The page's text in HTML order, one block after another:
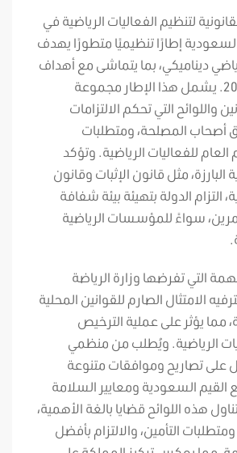
لتنظيم الفعاليات الرياضية في
إطارًا تنظيميًا متطورًا يهدف
ديناميكي، بما يتماشى مع أهداف
رؤية المملكة 2030. يشمل هذا الإطار مجموعة
واللوائح التي تحكم الالتزامات
أصحاب المصلحة، ومتطلبات
العام للفعاليات الرياضية. وتؤكد
البارزة، مثل قانون الإثبات وقانون
التزام الدولة بتهيئة بيئة شفافة
سواءً للمؤسسات الرياضية
التي تفرضها وزارة الرياضة
الامتثال الصارم للقوانين المحلية
مما يؤثر على عملية الترخيص
الرياضية. ويُطلب من منظمي
على تصاريح وموافقات متنوعة
السعودية ومعايير السلامة
هذه اللوائح قضايا بالغة الأهمية،
التأمين، والالتزام بأفضل